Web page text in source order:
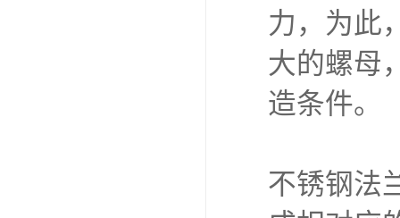
力，为此
大的螺母
造条件。
不锈钢法